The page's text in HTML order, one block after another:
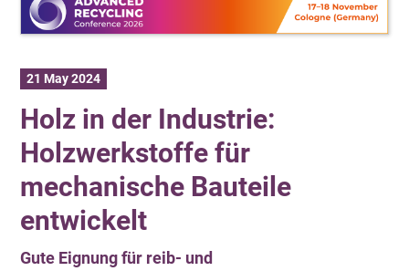
21 May 2024
Holz in der Industrie:
Holzwerkstoffe für
mechanische Bauteile
entwickelt
Gute Eignung für reib- und